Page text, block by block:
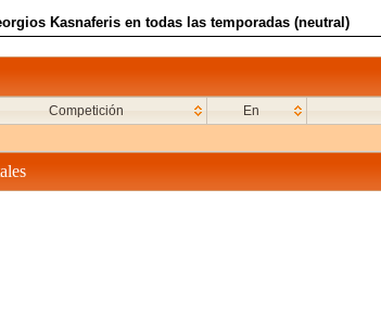
Kasnaferis en todas las temporadas (neutral)
Competición En